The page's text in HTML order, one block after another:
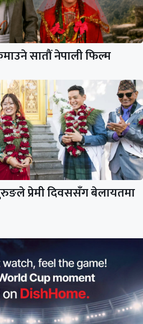
सातौं नेपाली फिल्म
प्रेमी दिवससँग बेलायतमा